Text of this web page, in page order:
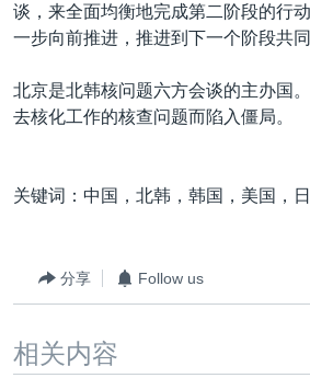
谈，来全面均衡地完成第二阶段的行
一步向前推进，推进到下一个阶段共
北京是北韩核问题六方会谈的主办国
去核化工作的核查问题而陷入僵局。
关键词：中国，北韩，韩国，美国，
分享 Follow us
相关内容